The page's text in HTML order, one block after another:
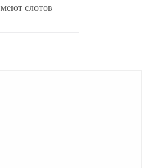
слотов